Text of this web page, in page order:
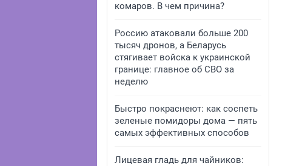
комаров. В чем причина?
Россию атаковали больше 200
тысяч дронов, а Беларусь
стягивает войска к украинской
границе: главное об СВО за
неделю
Быстро покраснеют: как соспеть
зеленые помидоры дома — пять
самых эффективных способов
Лицевая гладь для чайников: